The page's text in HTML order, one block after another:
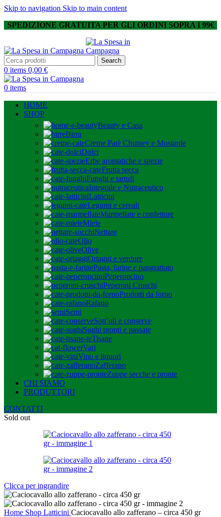
Skip to navigation Skip to main content
SPEDIZIONE GRATUITA PER GLI ORDINI SOPRA I 99€
Search
0 items 0,00 €
0 items
HOME
SHOP
Beauty e Casa
Birra
Creme Patè Chutney e Mostarde
Dolci
Erbe aromatiche e spezie
Frutta secca
Funghi e tartufi
Integrale e Nutraceutico
Latticini
Legumi e cereali
Marmellate e confetture
Miele
Nettare
Olio
Olive
Ortaggi e verdure
Pasta, farine e pangrattato
Peperoncino
Peperoni Cruschi
Prodotti da forno
Rafano
Semi
Sott’oli e conserve
Sughi pronti e passate
Tisane
Vari
Vino e liquori
Zafferano
Zuppe secche e pronte
CHI SIAMO
PRODUTTORI
CONTATTI
Sold out
Clicca per ingrandire
Home Shop Latticini Caciocavallo allo zafferano – circa 450 gr